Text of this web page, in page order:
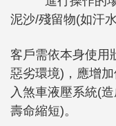
泥沙/殘留物(如汗
客戶需依本身使用
惡劣環境)，應增
入煞車液壓系統(
壽命縮短)。